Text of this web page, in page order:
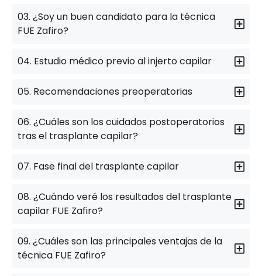
03. ¿Soy un buen candidato para la técnica
FUE Zafiro?
04. Estudio médico previo al injerto capilar
05. Recomendaciones preoperatorias
06. ¿Cuáles son los cuidados postoperatorios
tras el trasplante capilar?
07. Fase final del trasplante capilar
08. ¿Cuándo veré los resultados del trasplante
capilar FUE Zafiro?
09. ¿Cuáles son las principales ventajas de la
técnica FUE Zafiro?